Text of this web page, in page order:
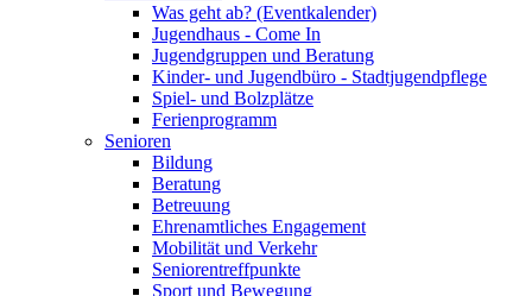
Was geht ab? (Eventkalender)
Jugendhaus - Come In
Jugendgruppen und Beratung
Kinder- und Jugendbüro - Stadtjugendpflege
Spiel- und Bolzplätze
Ferienprogramm
Senioren
Bildung
Beratung
Betreuung
Ehrenamtliches Engagement
Mobilität und Verkehr
Seniorentreffpunkte
Sport und Bewegung